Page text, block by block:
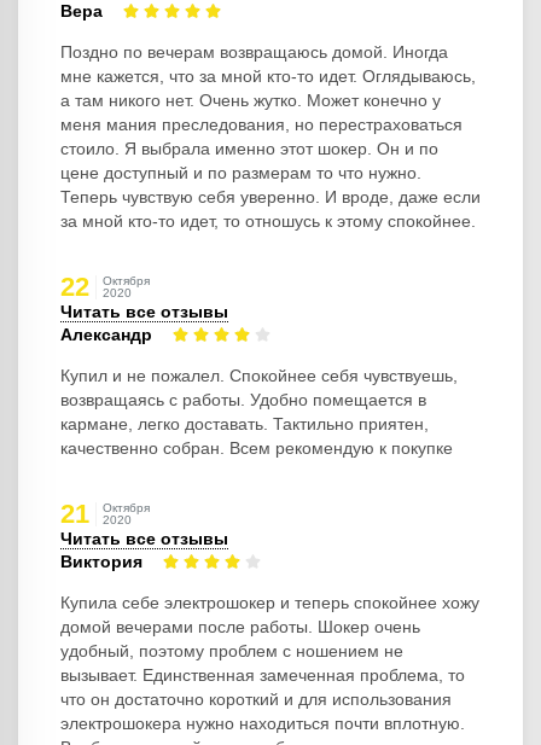
Вера
Поздно по вечерам возвращаюсь домой. Иногда
мне кажется, что за мной кто-то идет. Оглядываюсь,
а там никого нет. Очень жутко. Может конечно у
меня мания преследования, но перестраховаться
стоило. Я выбрала именно этот шокер. Он и по
цене доступный и по размерам то что нужно.
Теперь чувствую себя уверенно. И вроде, даже если
за мной кто-то идет, то отношусь к этому спокойнее.
22
Октября
2020
Читать все отзывы
Александр
Купил и не пожалел. Спокойнее себя чувствуешь,
возвращаясь с работы. Удобно помещается в
кармане, легко доставать. Тактильно приятен,
качественно собран. Всем рекомендую к покупке
21
Октября
2020
Читать все отзывы
Виктория
Купила себе электрошокер и теперь спокойнее хожу
домой вечерами после работы. Шокер очень
удобный, поэтому проблем с ношением не
вызывает. Единственная замеченная проблема, то
что он достаточно короткий и для использования
электрошокера нужно находиться почти вплотную.